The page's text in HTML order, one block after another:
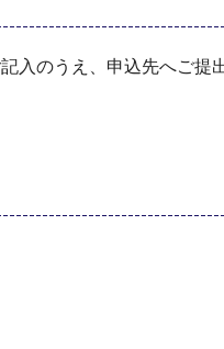
入のうえ、申込先へご提